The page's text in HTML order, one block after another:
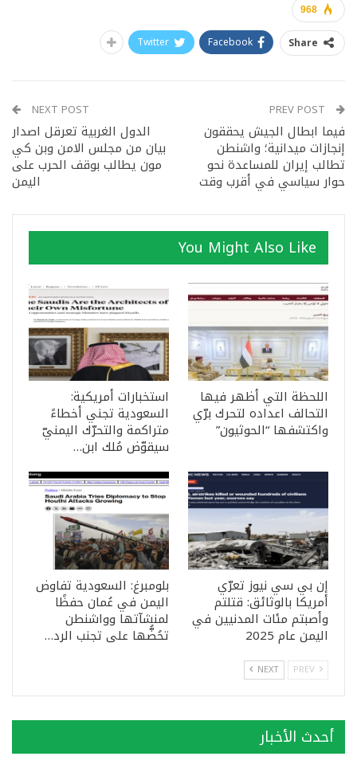
968
Share
Facebook
Twitter
فيما ابطال الجيش يحققون
إنجازات ميدانية؛ واشنطن
تطالب إيران للمساعدة نحو
حوار سياسي في أقرب وقت
NEXT POST
الدول الغربية تعرقل اصدار
بيان من مجلس الامن وبن كي
مون يطالب بوقف الحرب على
اليمن
You Might Also Like
اللحظة التي أظهر فيها
التحالف اعداده لتحرك برّي
واكتشفها “الحوثيون”
استخبارات أمريكية:
السعودية تجني أخطاءً
متراكمة والتحرّك اليمنيّ
سيقوّض مُلك ابن…
إن بي سي نيوز تعرّي
أمريكا بالوثائق: قتلتم
وأصبتم مئات المدنيين في
اليمن عام 2025
بلومبرغ: السعودية تفاوض
اليمن في عُمان حفظًا
لمنشآتها وواشنطن
تحُضُّها على تجنب الرد…
NEXT
أحدث الأخبار